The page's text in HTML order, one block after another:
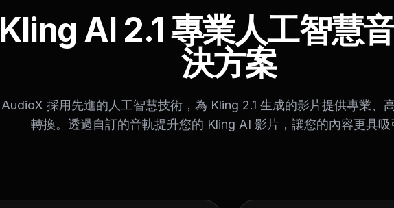
Kling AI 2.1 專業人工智慧
決方案
AudioX 採用先進的人工智慧技術，為 Kling 2.1 生成的影片提供專業、
轉換。透過自訂的音軌提升您的 Kling AI 影片，讓您的內容更具吸